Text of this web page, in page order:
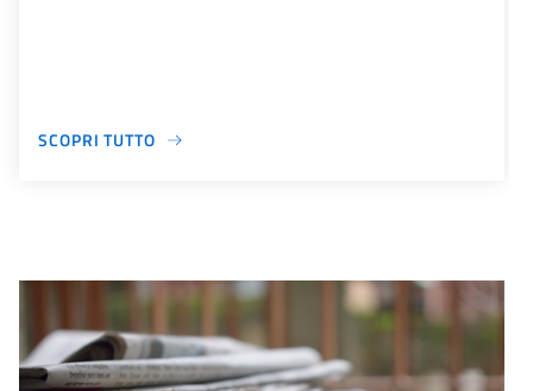
SCOPRI TUTTO